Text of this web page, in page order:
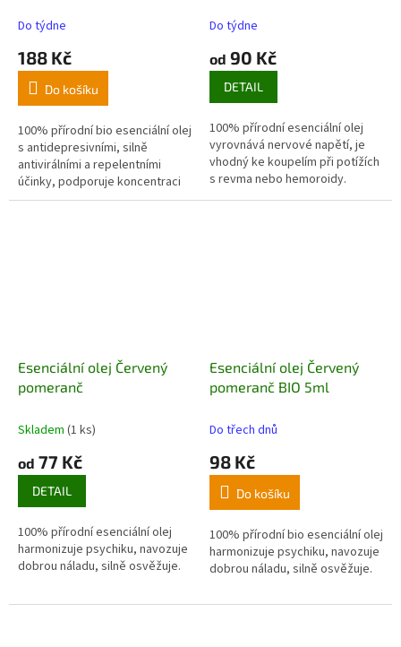
Do týdne
188 Kč
Do košíku
100% přírodní bio esenciální olej
s antidepresivními, silně
antivirálními a repelentními
účinky, podporuje koncentraci
Do týdne
od 90 Kč
DETAIL
100% přírodní esenciální olej
vyrovnává nervové napětí, je
vhodný ke koupelím při potížích
s revma nebo hemoroidy.
Esenciální olej Červený
pomeranč
Skladem (1 ks)
od 77 Kč
DETAIL
100% přírodní esenciální olej
harmonizuje psychiku, navozuje
dobrou náladu, silně osvěžuje.
Esenciální olej Červený
pomeranč BIO 5ml
Do třech dnů
98 Kč
Do košíku
100% přírodní bio esenciální olej
harmonizuje psychiku, navozuje
dobrou náladu, silně osvěžuje.